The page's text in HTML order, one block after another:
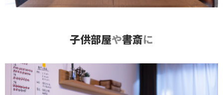
子供部屋や書斎に